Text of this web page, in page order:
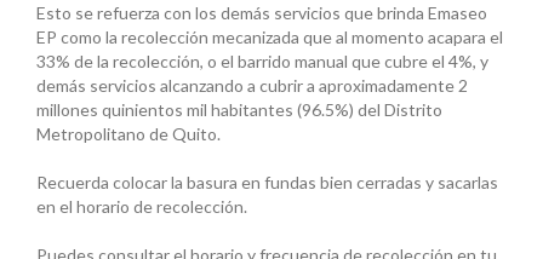
Esto se refuerza con los demás servicios que brinda Emaseo
EP como la recolección mecanizada que al momento acapara el
33% de la recolección, o el barrido manual que cubre el 4%, y
demás servicios alcanzando a cubrir a aproximadamente 2
millones quinientos mil habitantes (96.5%) del Distrito
Metropolitano de Quito.
Recuerda colocar la basura en fundas bien cerradas y sacarlas
en el horario de recolección.
Puedes consultar el horario y frecuencia de recolección en tu